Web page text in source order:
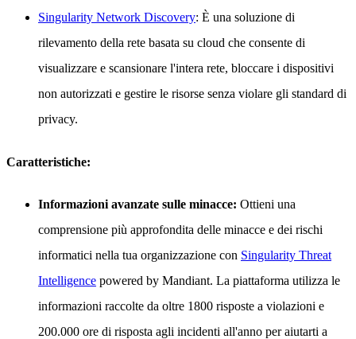
Singularity Network Discovery: È una soluzione di
rilevamento della rete basata su cloud che consente di
visualizzare e scansionare l'intera rete, bloccare i dispositivi
non autorizzati e gestire le risorse senza violare gli standard di
privacy.
Caratteristiche:
Informazioni avanzate sulle minacce: Ottieni una
comprensione più approfondita delle minacce e dei rischi
informatici nella tua organizzazione con Singularity Threat
Intelligence powered by Mandiant. La piattaforma utilizza le
informazioni raccolte da oltre 1800 risposte a violazioni e
200.000 ore di risposta agli incidenti all'anno per aiutarti a